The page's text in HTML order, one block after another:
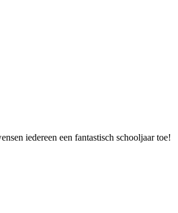
iedereen een fantastisch schooljaar toe!